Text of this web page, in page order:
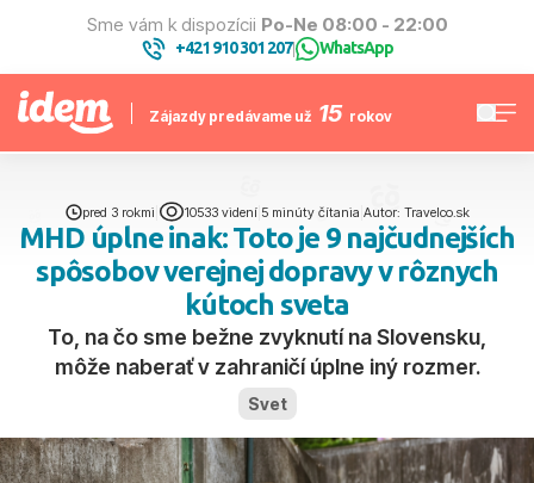
Sme vám k dispozícii Po-Ne 08:00 - 22:00
+421 910 301 207| WhatsApp
Zájazdy predávame už 15 rokov
pred 3 rokmi 10533 videní| 5 minúty čítania Autor: Travelco.sk
MHD úplne inak: Toto je 9 najčudnejších
spôsobov verejnej dopravy v rôznych
kútoch sveta
To, na čo sme bežne zvyknutí na Slovensku,
môže naberať v zahraničí úplne iný rozmer.
Svet